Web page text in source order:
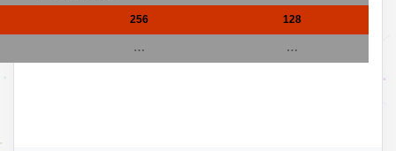
128
256
…
…